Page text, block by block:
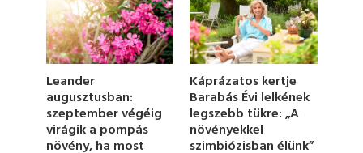
n
d
s
o
f
m
i
n
u
Leander
augusztusban:
szeptember végéig
virágik a pompás
növény, ha most
Káprázatos kertje
Barabás Évi lelkének
legszebb tükre: „A
növényekkel
szimbiózisban élünk”